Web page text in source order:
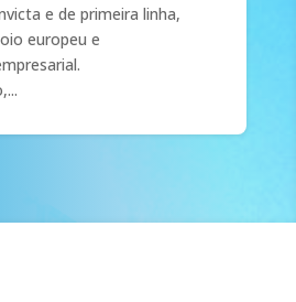
e de primeira linha,
europeu e